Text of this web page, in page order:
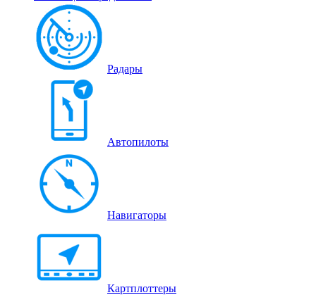
Радары
Автопилоты
Навигаторы
Картплоттеры